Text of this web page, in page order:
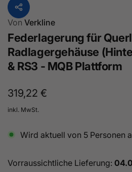
Von Verkline
Federlagerung für
Radlagergehäuse
& RS3 - MQB Plattform
Normaler
Preis
319,22 €
inkl. MwSt.
Wird aktuell von 5 Personen
Vorraussichtliche Lieferung: